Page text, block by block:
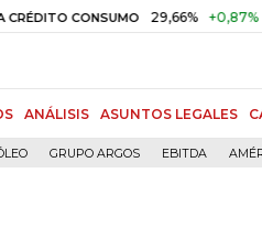
CONSUMO 29,66% +0,87% +3,02%
ANÁLISIS ASUNTOS LEGALES
GRUPO ARGOS EBITDA